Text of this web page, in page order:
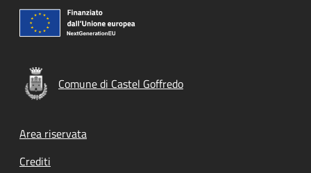
Comune di Castel Goffredo
Footer menu
Area riservata
Crediti